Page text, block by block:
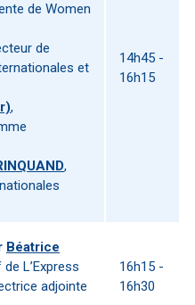
de Women
de
et
,
,
14h45 -
16h15
Béatrice
L’Express
adjointe
16h15 -
16h30